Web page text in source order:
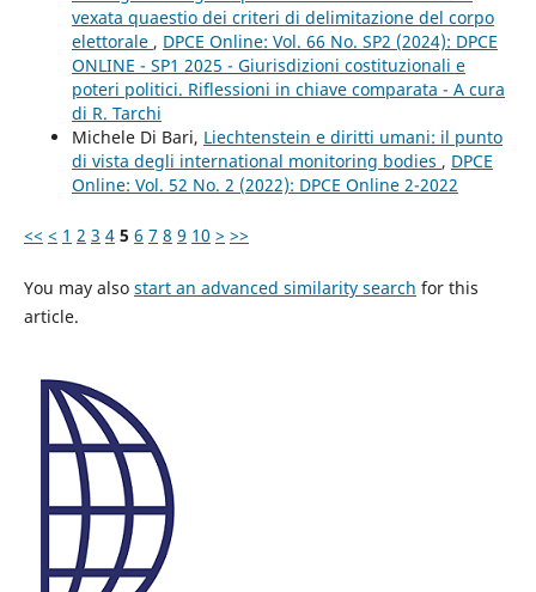
vexata quaestio dei criteri di delimitazione del corpo
elettorale , DPCE Online: Vol. 66 No. SP2 (2024): DPCE
ONLINE - SP1 2025 - Giurisdizioni costituzionali e
poteri politici. Riflessioni in chiave comparata - A cura
di R. Tarchi
Michele Di Bari, Liechtenstein e diritti umani: il punto
di vista degli international monitoring bodies , DPCE
Online: Vol. 52 No. 2 (2022): DPCE Online 2-2022
<< < 1 2 3 4 5 6 7 8 9 10 > >>
You may also start an advanced similarity search for this
article.